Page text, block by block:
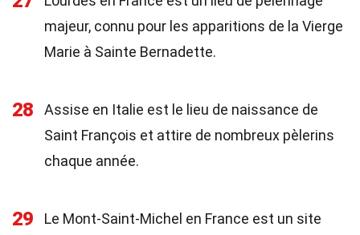
majeur, connu pour les apparitions de la Vierge
Marie à Sainte Bernadette.
28
Assise en Italie est le lieu de naissance de
Saint François et attire de nombreux pèlerins
chaque année.
29
Le Mont-Saint-Michel en France est un site